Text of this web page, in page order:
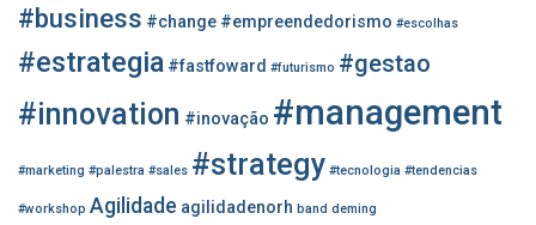
a
r
o
#business #change #empreendedorismo #escolhas
#estrategia #fastfoward #futurismo #gestao
#innovation #inovação #management
#marketing #palestra #sales #strategy #tecnologia #tendencias
#workshop Agilidade agilidadenorh band deming